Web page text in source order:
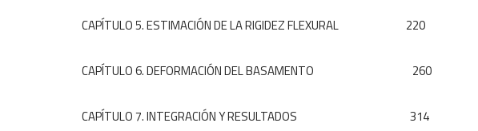
CAPÍTULO 5. ESTIMACIÓN DE LA RIGIDEZ FLEXURAL 220
CAPÍTULO 6. DEFORMACIÓN DEL BASAMENTO 260
CAPÍTULO 7. INTEGRACIÓN Y RESULTADOS 314